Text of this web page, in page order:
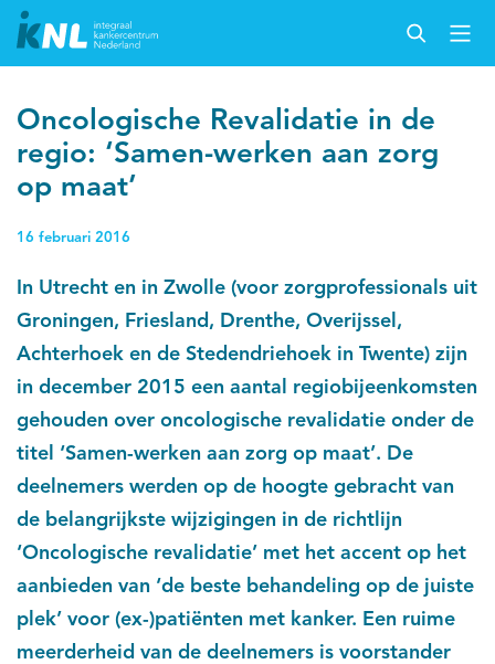
Oncologische Revalidatie in de
regio: ‘Samen-werken aan zorg
op maat’
16 februari 2016
In Utrecht en in Zwolle (voor zorgprofessionals uit
Groningen, Friesland, Drenthe, Overijssel,
Achterhoek en de Stedendriehoek in Twente) zijn
in december 2015 een aantal regiobijeenkomsten
gehouden over oncologische revalidatie onder de
titel ‘Samen-werken aan zorg op maat’. De
deelnemers werden op de hoogte gebracht van
de belangrijkste wijzigingen in de richtlijn
‘Oncologische revalidatie’ met het accent op het
aanbieden van ‘de beste behandeling op de juiste
plek’ voor (ex-)patiënten met kanker. Een ruime
meerderheid van de deelnemers is voorstander